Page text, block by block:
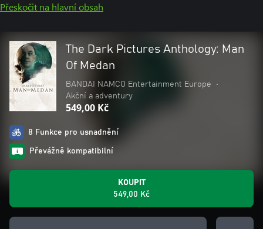
Přeskočit na hlavní obsah
The Dark Pictures Anthology: Man
Of Medan
BANDAI NAMCO Entertainment Europe
•
Akční a adventury
549,00 Kč
8 Funkce pro usnadnění
Převážně kompatibilní
KOUPIT
549,00 Kč